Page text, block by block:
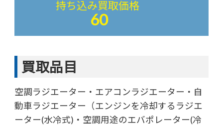
持ち込み買取価格
60
買取品目
空調ラジエーター・エアコンラジエーター・自
動車ラジエーター（エンジンを冷却するラジエ
ーター(水冷式)・空調用途のエバポレーター(冷